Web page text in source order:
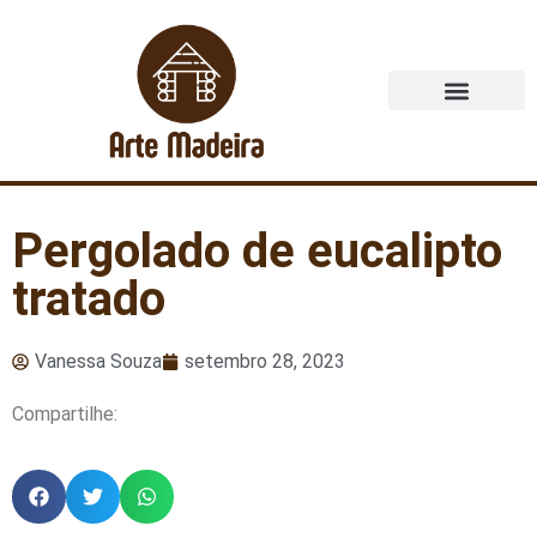
Pergolado de eucalipto
tratado
Vanessa Souza setembro 28, 2023
Compartilhe: